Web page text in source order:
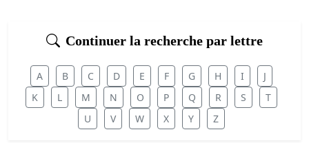
Continuer la recherche par lettre
A B C D E F G H I
J
K
L M N O P Q R S
T
U
V W X Y Z